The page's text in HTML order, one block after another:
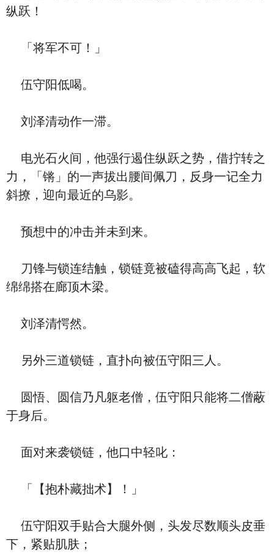
纵跃！
「将军不可！」
伍守阳低喝。
刘泽清动作一滞。
电光石火间，他强行遏住纵跃之势，借拧转之
力，「锵」的一声拔出腰间佩刀，反身一记全力
斜撩，迎向最近的乌影。
预想中的冲击并未到来。
刀锋与锁连结触，锁链竟被磕得高高飞起，软
绵绵搭在廊顶木梁。
刘泽清愕然。
另外三道锁链，直扑向被伍守阳三人。
圆悟、圆信乃凡躯老僧，伍守阳只能将二僧蔽
于身后。
面对来袭锁链，他口中轻叱：
「【抱朴藏拙术】！」
伍守阳双手贴合大腿外侧，头发尽数顺头皮垂
下，紧贴肌肤；